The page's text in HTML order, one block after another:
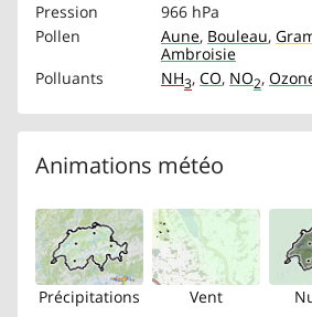
Pression
966 hPa
Pollen
Aune, Bouleau,
Ambroisie
Polluants
NH3, CO, NO2,
Animations météo
Précipitations Vent